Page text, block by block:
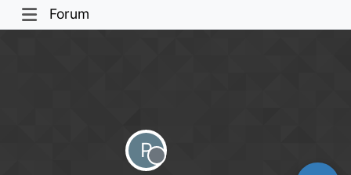
Forum
P
Offline